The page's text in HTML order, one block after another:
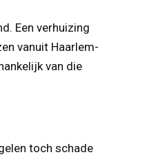
Een verhuizing
vanuit Haarlem-
van die
toch schade